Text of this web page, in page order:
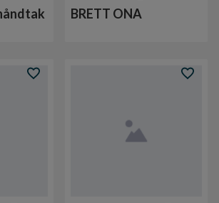
BRETT ONA